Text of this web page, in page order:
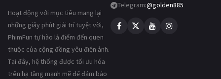
Hoạt động với mục tiêu mang lại
những giây phút giải trí tuyệt vời,
PhimFun tự hào là điểm đến quen
thuộc của cộng đồng yêu điện ảnh.
Tại đây, hệ thống được tối ưu hóa
trên hạ tầng mạnh mẽ để đảm bảo
Telegram:@golden885